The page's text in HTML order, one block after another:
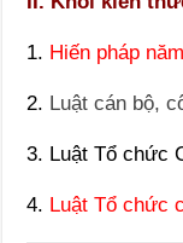
1. Hiến pháp
2. Luật cán bộ,
3. Luật Tổ chức
4. Luật Tổ chức